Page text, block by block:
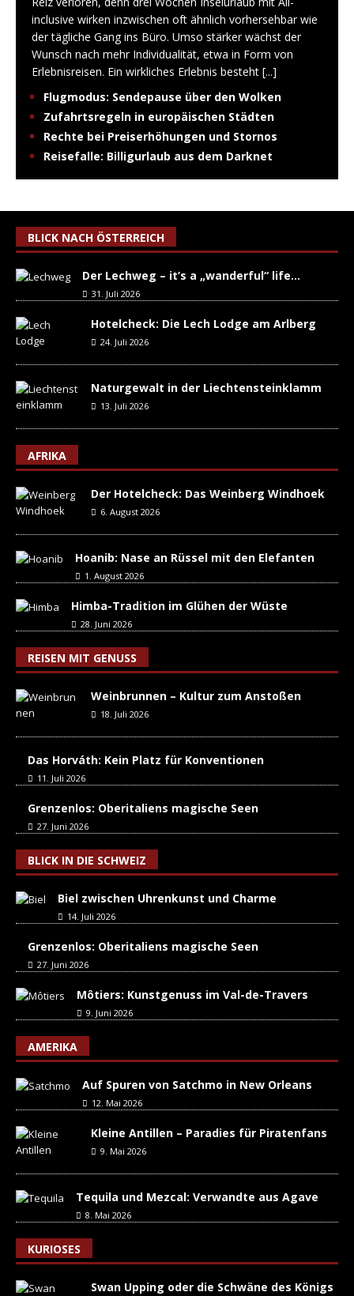
inclusive wirken inzwischen oft ähnlich vorhersehbar wie
der tägliche Gang ins Büro. Umso stärker wächst der
Wunsch nach mehr Individualität, etwa in Form von
Erlebnisreisen. Ein wirkliches Erlebnis besteht [...]
Flugmodus: Sendepause über den Wolken
Zufahrtsregeln in europäischen Städten
Rechte bei Preiserhöhungen und Stornos
Reisefalle: Billigurlaub aus dem Darknet
BLICK NACH ÖSTERREICH
Der Lechweg – it’s a „wanderful“ life…
31. Juli 2026
Hotelcheck: Die Lech Lodge am Arlberg
24. Juli 2026
Naturgewalt in der Liechtensteinklamm
13. Juli 2026
AFRIKA
Der Hotelcheck: Das Weinberg Windhoek
6. August 2026
Hoanib: Nase an Rüssel mit den Elefanten
1. August 2026
Himba-Tradition im Glühen der Wüste
28. Juni 2026
REISEN MIT GENUSS
Weinbrunnen – Kultur zum Anstoßen
18. Juli 2026
Das Horváth: Kein Platz für Konventionen
11. Juli 2026
Grenzenlos: Oberitaliens magische Seen
27. Juni 2026
BLICK IN DIE SCHWEIZ
Biel zwischen Uhrenkunst und Charme
14. Juli 2026
Grenzenlos: Oberitaliens magische Seen
27. Juni 2026
Môtiers: Kunstgenuss im Val-de-Travers
9. Juni 2026
AMERIKA
Auf Spuren von Satchmo in New Orleans
12. Mai 2026
Kleine Antillen – Paradies für Piratenfans
9. Mai 2026
Tequila und Mezcal: Verwandte aus Agave
8. Mai 2026
KURIOSES
Swan Upping oder die Schwäne des Königs